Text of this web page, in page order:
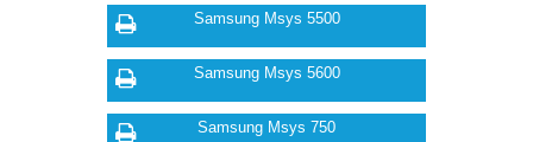
Samsung Msys 5500
Samsung Msys 5600
Samsung Msys 750